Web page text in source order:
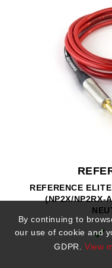
REFERENCE
(NP2X/NP2RX-
-
By continuing to
our use of cookie and
GDPR. View